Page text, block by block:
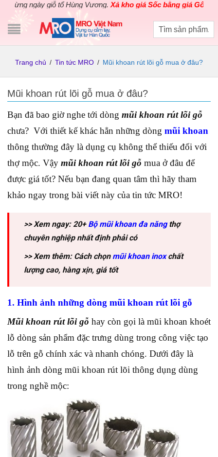
ngày giỗ tổ Hùng Vương.Xả kho giá Sốc bằng giá Gốccho các
Trang chủ / Tin tức MRO / Mũi khoan rút lõi gỗ mua ở đâu?
Mũi khoan rút lõi gỗ mua ở đâu?
Bạn đã bao giờ nghe tới dòng mũi khoan rút lõi gỗ
chưa? Với thiết kế khác hẳn những dòng mũi khoan
thông thường đây là dụng cụ không thể thiếu đối với
thợ mộc. Vậy mũi khoan rút lõi gỗ mua ở đâu để
được giá tốt? Nếu bạn đang quan tâm thì hãy tham
khảo ngay trong bài viết này của tin tức MRO!
>> Xem ngay: 20+ Bộ mũi khoan đa năngthợ
chuyên nghiệp nhất định phải có
>> Xem thêm: Cách chọn mũi khoan inoxchất
lượng cao, hàng xịn, giá tốt
1. Hình ảnh những dòng mũi khoan rút lõi gỗ
Mũi khoan rút lõi gỗ hay còn gọi là mũi khoan khoét
lỗ dòng sản phẩm đặc trưng dùng trong công việc tạo
lỗ trên gỗ chính xác và nhanh chóng. Dưới đây là
hình ảnh dòng mũi khoan rút lõi thông dụng dùng
trong nghề mộc: